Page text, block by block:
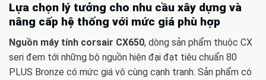
Lựa chọn lý tưởng cho nhu cầu xây dựng và
nâng cấp hệ thống với mức giá phù hợp
Nguồn máy tính corsair CX650, dòng sản phẩm thuộc CX
seri đem tới những bộ nguồn hiện đại đạt tiêu chuẩn 80
PLUS Bronze có mức giá vô cùng cạnh tranh. Sản phẩm có